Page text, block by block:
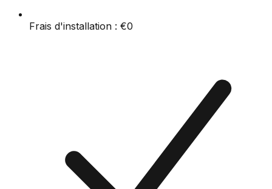
Frais d'installation : €0